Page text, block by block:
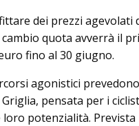
dei prezzi agevolati
quota avverrà il
fino al 30 giugno.
agonistici
pensata per i
potenzialità.